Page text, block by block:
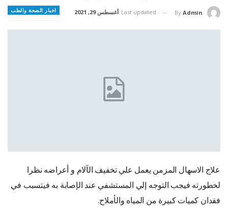
اخبار الصحة والطب By Admin
Last updated أغسطس 29, 2021
علاج الاسهال المزمن يعمل علي تخفيف الآلام و أعراضه نظرا
لخطورته فيجب التوجه إلي المستشفي عند الإصابة به فيتسبب في
فقدان كميات كبيرة من المياه والأملاح.